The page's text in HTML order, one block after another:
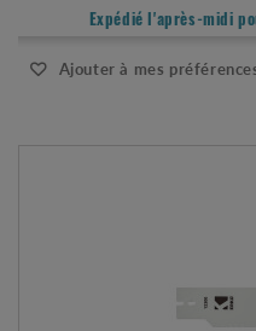
Expédié l'après-midi
Ajouter à mes